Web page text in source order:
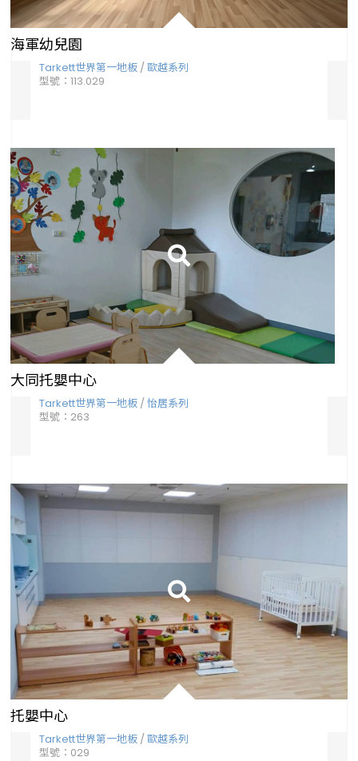
海軍幼兒園
Tarkett世界第一地板/歐越系列
型號：113.029
大同托嬰中心
Tarkett世界第一地板/怡居系列
型號：263
托嬰中心
Tarkett世界第一地板/歐越系列
型號：029